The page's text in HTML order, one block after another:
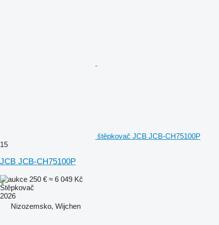
štěpkovač JCB JCB-CH75100P
15
JCB JCB-CH75100P
250 € ≈ 6 049 Kč
Štěpkovač
2026
Nizozemsko, Wijchen